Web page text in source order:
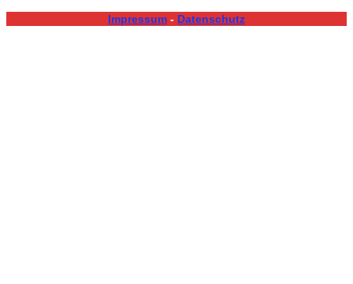
Impressum - Datenschutz